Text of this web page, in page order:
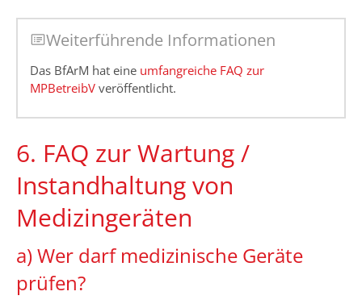
Weiterführende Informationen
Das BfArM hat eine umfangreiche FAQ zur
MPBetreibV veröffentlicht.
6. FAQ zur Wartung /
Instandhaltung von
Medizingeräten
a) Wer darf medizinische Geräte
prüfen?